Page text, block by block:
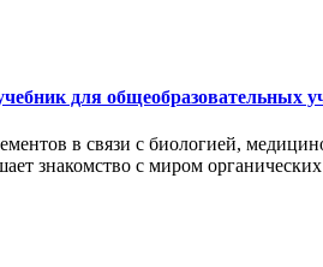
для общеобразовательных
в связи с биологией,
знакомство с миром